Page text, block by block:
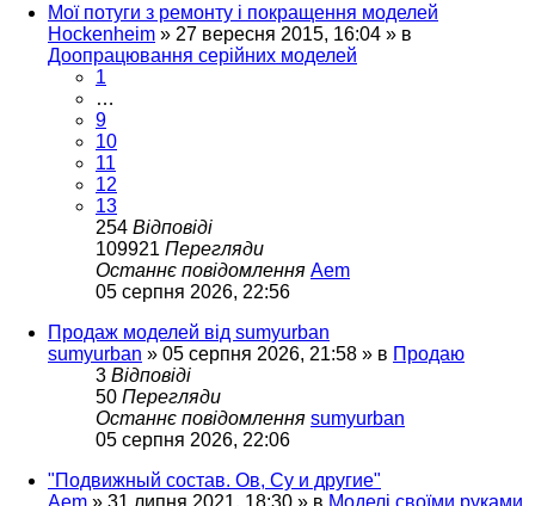
Мої потуги з ремонту і покращення моделей
Hockenheim » 27 вересня 2015, 16:04 » в
Доопрацювання серійних моделей
1
…
9
10
11
12
13
254 Відповіді
109921 Перегляди
Останнє повідомлення Aem
05 серпня 2026, 22:56
Продаж моделей від sumyurban
sumyurban » 05 серпня 2026, 21:58 » в Продаю
3 Відповіді
50 Перегляди
Останнє повідомлення sumyurban
05 серпня 2026, 22:06
"Подвижный состав. Ов, Су и другие"
Aem » 31 липня 2021, 18:30 » в Моделі своїми руками